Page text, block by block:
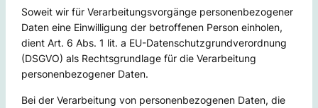
Soweit wir für Verarbeitungsvorgänge personenbezogener
Daten eine Einwilligung der betroffenen Person einholen,
dient Art. 6 Abs. 1 lit. a EU-Datenschutzgrundverordnung
(DSGVO) als Rechtsgrundlage für die Verarbeitung
personenbezogener Daten.
Bei der Verarbeitung von personenbezogenen Daten, die